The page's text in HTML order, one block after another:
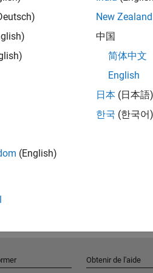
Rejoignez
Recevez des alertes
personnalisées, des
(English)
New Zealand
中国
简体中文
English
日本 (日本語)
한국 (한국어)
Obtenir de l'aide